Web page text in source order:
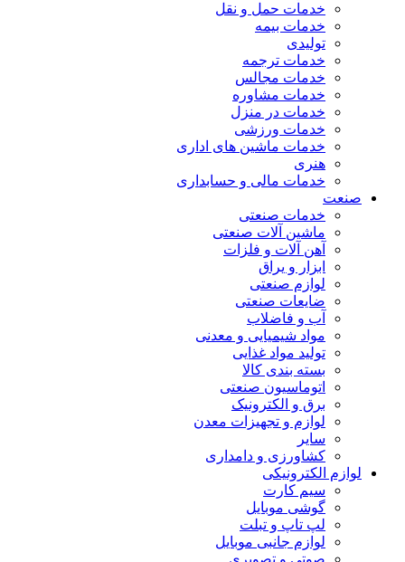
خدمات حمل و نقل
خدمات بیمه
تولیدی
خدمات ترجمه
خدمات مجالس
خدمات مشاوره
خدمات در منزل
خدمات ورزشی
خدمات ماشین های اداری
هنری
خدمات مالی و حسابداری
صنعت
خدمات صنعتی
ماشین آلات صنعتی
آهن آلات و فلزات
ابزار و یراق
لوازم صنعتی
ضایعات صنعتی
آب و فاضلاب
مواد شیمیایی و معدنی
تولید مواد غذایی
بسته بندی کالا
اتوماسیون صنعتی
برق و الکترونیک
لوازم و تجهیزات معدن
سایر
کشاورزی و دامداری
لوازم الکترونیکی
سیم کارت
گوشی موبایل
لپ تاپ و تبلت
لوازم جانبی موبایل